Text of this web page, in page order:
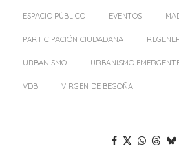
ESPACIO PÚBLICO EVENTOS
PARTICIPACIÓN CIUDADANA
URBANISMO URBANISMO
VDB VIRGEN DE BEGOÑA